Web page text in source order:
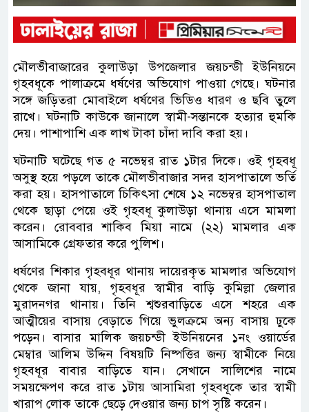
মৌলভীবাজারের কুলাউড়া উপজেলার জয়চন্ডী ইউনিয়নে
গৃহবধূকে পালাক্রমে ধর্ষণের অভিযোগ পাওয়া গেছে। ঘটনার
সঙ্গে জড়িতরা মোবাইলে ধর্ষণের ভিডিও ধারণ ও ছবি তুলে
রাখে। ঘটনাটি কাউকে জানালে স্বামী-সন্তানকে হত্যার হুমকি
দেয়। পাশাপাশি এক লাখ টাকা চাঁদা দাবি করা হয়।
ঘটনাটি ঘটেছে গত ৫ নভেম্বর রাত ১টার দিকে। ওই গৃহবধূ
অসুস্থ হয়ে পড়লে তাকে মৌলভীবাজার সদর হাসপাতালে ভর্তি
করা হয়। হাসপাতালে চিকিৎসা শেষে ১২ নভেম্বর হাসপাতাল
থেকে ছাড়া পেয়ে ওই গৃহবধূ কুলাউড়া থানায় এসে মামলা
করেন। রোববার শাকিব মিয়া নামে (২২) মামলার এক
আসামিকে গ্রেফতার করে পুলিশ।
ধর্ষণের শিকার গৃহবধূর থানায় দায়েরকৃত মামলার অভিযোগ
থেকে জানা যায়, গৃহবধূর স্বামীর বাড়ি কুমিল্লা জেলার
মুরাদনগর থানায়। তিনি শ্বশুরবাড়িতে এসে শহরে এক
আত্মীয়ের বাসায় বেড়াতে গিয়ে ভুলক্রমে অন্য বাসায় ঢুকে
পড়েন। বাসার মালিক জয়চন্ডী ইউনিয়নের ১নং ওয়ার্ডের
মেম্বার আলিম উদ্দিন বিষয়টি নিষ্পত্তির জন্য স্বামীকে নিয়ে
গৃহবধূর বাবার বাড়িতে যান। সেখানে সালিশের নামে
সময়ক্ষেপণ করে রাত ১টায় আসামিরা গৃহবধূকে তার স্বামী
খারাপ লোক তাকে ছেড়ে দেওয়ার জন্য চাপ সৃষ্টি করেন।